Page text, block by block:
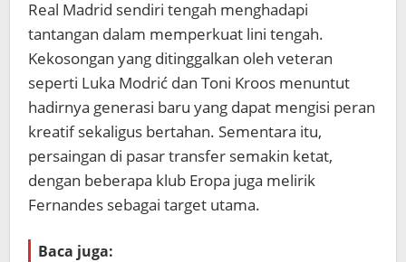
Real Madrid sendiri tengah menghadapi
tantangan dalam memperkuat lini tengah.
Kekosongan yang ditinggalkan oleh veteran
seperti Luka Modrić dan Toni Kroos menuntut
hadirnya generasi baru yang dapat mengisi peran
kreatif sekaligus bertahan. Sementara itu,
persaingan di pasar transfer semakin ketat,
dengan beberapa klub Eropa juga melirik
Fernandes sebagai target utama.
Baca juga: